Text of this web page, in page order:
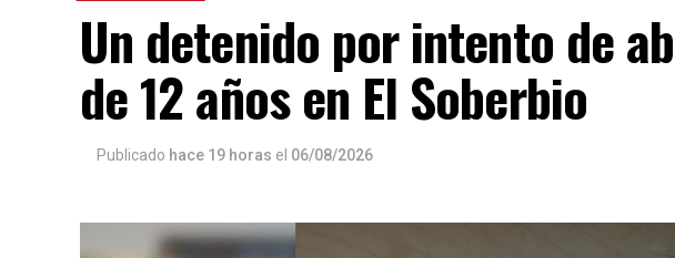
Un detenido por intento de
de 12 años en El Soberbio
Publicado hace 19 horas el 06/08/2026